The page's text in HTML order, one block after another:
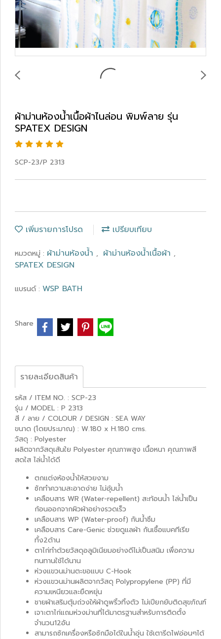
ผ้าม่านห้องน้ำเนื้อผ้าไนล่อน พิมพ์ลาย รุ่น
SPATEX DESIGN
SCP-23/P 2313
เพิ่มรายการโปรด เปรียบเทียบ
หมวดหมู่ : ผ้าม่านห้องน้ำ , ผ้าม่านห้องน้ำเนื้อผ้า ,
SPATEX DESIGN
แบรนด์ : WSP BATH
Share
รายละเอียดสินค้า
รหัส / ITEM NO. : SCP-23
รุ่น / MODEL : P 2313
สี / ลาย / COLOUR / DESIGN : SEA WAY
ขนาด (โดยประมาณ) : W.180 x H.180 cms.
วัสดุ : Polyester
ผลิตจากวัสดุเส้นใย Polyester คุณภาพสูง เนื้อหนา คุณภาพสี
สดใส ไล่น้ำได้ดี
ตกแต่งห้องน้ำให้สวยงาม
ซักทำความสะอาดง่าย ไม่อุ้มน้ำ
เคลือบสาร WR (Water-repellent) สะท้อนน้ำ ไล่น้ำเป็น
ก้อนออกจากผิวผ้าอย่างรวดเร็ว
เคลือบสาร WP (Water-proof) กันน้ำซึม
เคลือบสาร Care-Genic ช่วยดูแลผ้า กันเชื้อแบคทีเรีย
ทั้ง2ด้าน
ตาไก่ทำด้วยวัสดุอลูมิเนียมอย่างดีไม่เป็นสนิม เพื่อความ
ทนทานใช้ได้นาน
ห่วงแขวนม่านตะขอแบบ C-Hook
ห่วงแขวนม่านผลิตจากวัสดุ Polypropylene (PP) ที่มี
ความเหนียวและยืดหยุ่น
ชายผ้าเสริมตุ้มถ่วงให้ผ้าดูพริ้วทิ้งตัว ไม่เปียกยับติดสุขภัณฑ์
เจาะตาไก่แถมห่วงม่านที่ได้มาตรฐานสำหรับการติดตั้ง
จำนวน12อัน
สามารถซักเครื่องหรือซักมือได้ในน้ำอุ่น ใช้เตารีดไฟอ่อนๆได้